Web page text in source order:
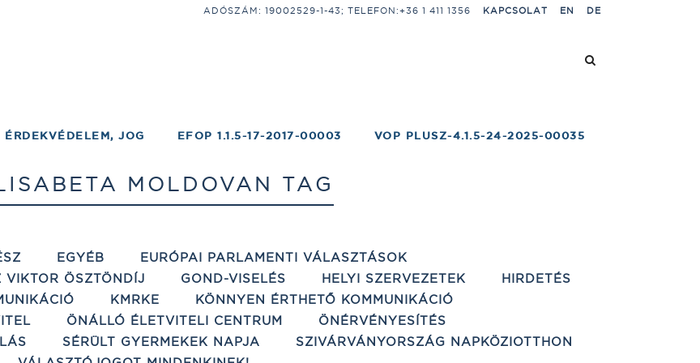
ADÓSZÁM: 19002529-1-43; TELEFON:+36 1 411 1356 KAPCSOLAT EN DE
ÉRDEKVÉDELEM, JOG EFOP 1.1.5-17-2017-00003 VOP PLUSZ-4.1.5-24-2025-00035
MOLDOVAN TAG
EGYÉB
EURÓPAI PARLAMENTI VÁLASZTÁSOK
VIKTOR ÖSZTÖNDÍJ GOND-VISELÉS HELYI SZERVEZETEK
HIRDETÉS
KMRKE
KÖNNYEN ÉRTHETŐ KOMMUNIKÁCIÓ
ÖNÁLLÓ ÉLETVITELI CENTRUM
ÖNÉRVÉNYESÍTÉS
SÉRÜLT GYERMEKEK NAPJA
SZIVÁRVÁNYORSZÁG NAPKÖZIOTTHON